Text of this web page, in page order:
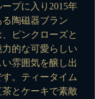
プに入り2015年
陶磁器ブラン
ピンクローズと
的な可愛らしい
雰囲気を醸し出
。ティータイム
とケーキで素敵